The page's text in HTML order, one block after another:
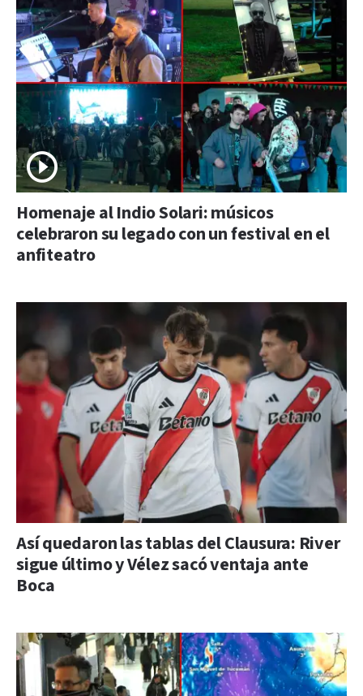
Homenaje al Indio Solari: músicos
celebraron su legado con un festival en el
anfiteatro
Así quedaron las tablas del Clausura: River
sigue último y Vélez sacó ventaja ante
Boca